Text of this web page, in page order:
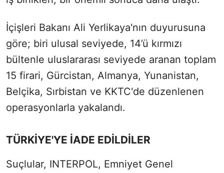
İçişleri Bakanı Ali Yerlikaya'nın duyurusuna
göre; biri ulusal seviyede, 14’ü kırmızı
bültenle uluslararası seviyede aranan toplam
15 firari, Gürcistan, Almanya, Yunanistan,
Belçika, Sırbistan ve KKTC'de düzenlenen
operasyonlarla yakalandı.
TÜRKİYE'YE İADE EDİLDİLER
Suçlular, INTERPOL, Emniyet Genel